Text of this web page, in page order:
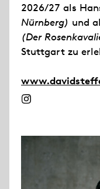
2026/27 als
Nürnberg) und
(Der
Stuttgart zu